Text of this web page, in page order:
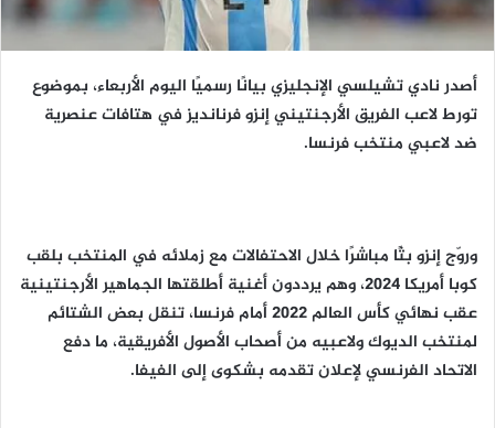
أصدر نادي تشيلسي الإنجليزي بيانًا رسميًا اليوم الأربعاء، بموضوع
تورط لاعب الفريق الأرجنتيني إنزو فرنانديز في هتافات عنصرية
ضد لاعبي منتخب فرنسا.
وروّج إنزو بثًا مباشرًا خلال الاحتفالات مع زملائه في المنتخب بلقب
كوبا أمريكا 2024، وهم يرددون أغنية أطلقتها الجماهير الأرجنتينية
عقب نهائي كأس العالم 2022 أمام فرنسا، تنقل بعض الشتائم
لمنتخب الديوك ولاعبيه من أصحاب الأصول الأفريقية، ما دفع
الاتحاد الفرنسي لإعلان تقدمه بشكوى إلى الفيفا.